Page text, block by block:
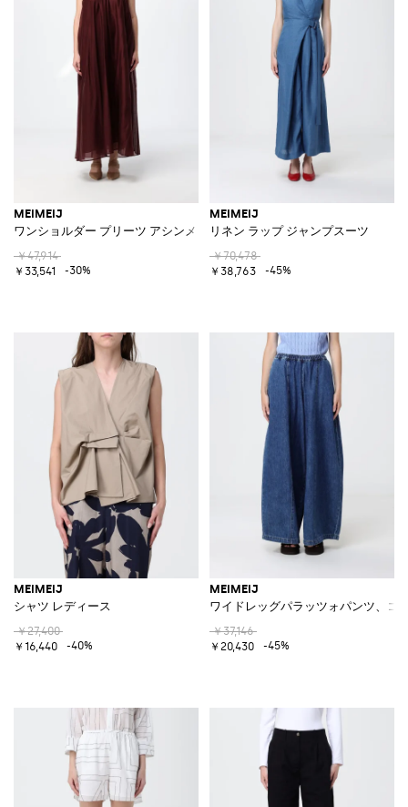
MEIMEIJ
ワンショルダー プリーツ アシンメトリー ミディカクテルドレス
￥47,914
￥33,541
-30%
MEIMEIJ
リネン ラップ ジャンプスーツ
￥70,478
￥38,763
-45%
MEIMEIJ
シャツ レディース
￥27,400
￥16,440
-40%
MEIMEIJ
ワイドレッグパラッツォパンツ、コ
￥37,146
￥20,430
-45%